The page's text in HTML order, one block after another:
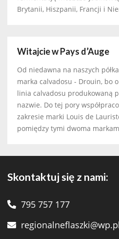
Brytanii, Hiszpanii, Francji i
Witajcie w Pays d’Auge
Od niedawna na naszych
marka calvadosu - Drouin, bo
linia calvadosu produkowaną
nazwie. Do tej pory
zakresie marki Louis de
pomiędzy tymi dwoma
Skontaktuj się z nami:
795 757 177
regionalneflaszki@wp.pl